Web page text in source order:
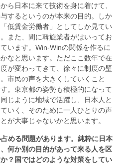
ら日本に来て技術を身に着けて、
するというのが本来の目的。しか
低賃金労働者」としてしか見てい
また、間に斡旋業者がはいってお
います。Win-Winの関係を作るに
なと思います。ただここ数年で在
が変わってきて、徐々に制度の壁
市民の声を大きくしていくこと
。東京都の姿勢も積極的になって
じように地域で活躍し、日本人と
いく、そのために一人ひとりの声
が大事じゃないかと思います。
める問題があります。純粋に日本
何か別の目的があって来る人を区
？国ではどのような対策をしてい